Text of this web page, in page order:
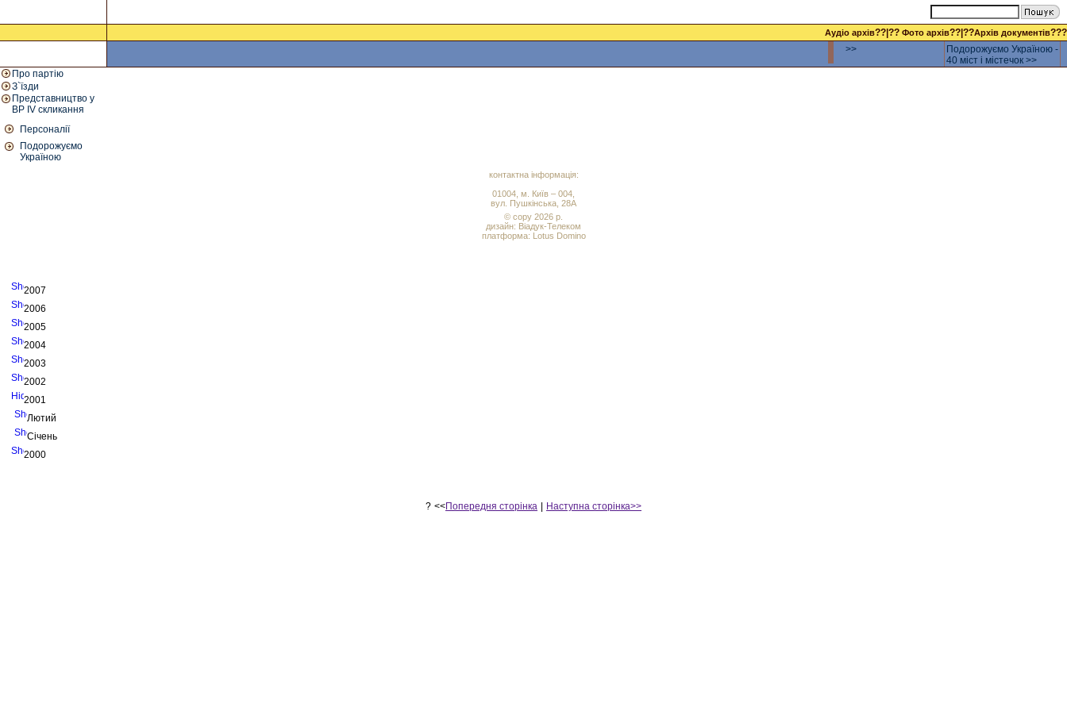
Аудіо архів??|?? Фото архів??|??Архів документів???
>>
Подорожуємо Україною -
40 міст і містечок >>
Про партію
З`їзди
Представництво у
ВР IV скликання
Персоналії
Подорожуємо
Україною
контактна інформація:
01004, м. Київ – 004,
вул. Пушкінська, 28А
© copy 2026 р.
дизайн: Віадук-Телеком
платформа: Lotus Domino
2007
2006
2005
2004
2003
2002
2001
Лютий
Січень
2000
? <<Попередня сторінка Наступна сторінка>>